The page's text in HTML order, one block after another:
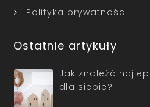
Polityka prywatności
Ostatnie artykuły
Jak znaleźć
dla siebie?